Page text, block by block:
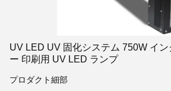
UV LED UV 固化システム 750W イ
ー 印刷用 UV LED ランプ
プロダクト細部